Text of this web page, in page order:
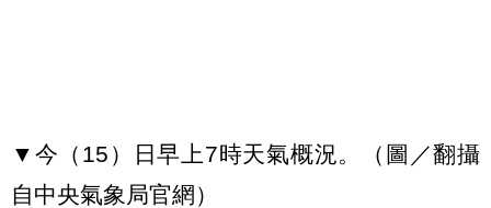
▼今（15）日早上7時天氣概況。（圖／翻攝
自中央氣象局官網）